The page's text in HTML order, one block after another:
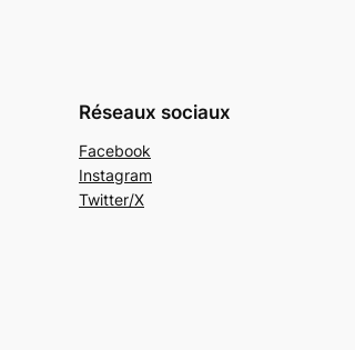
Réseaux sociaux
Facebook
Instagram
Twitter/X